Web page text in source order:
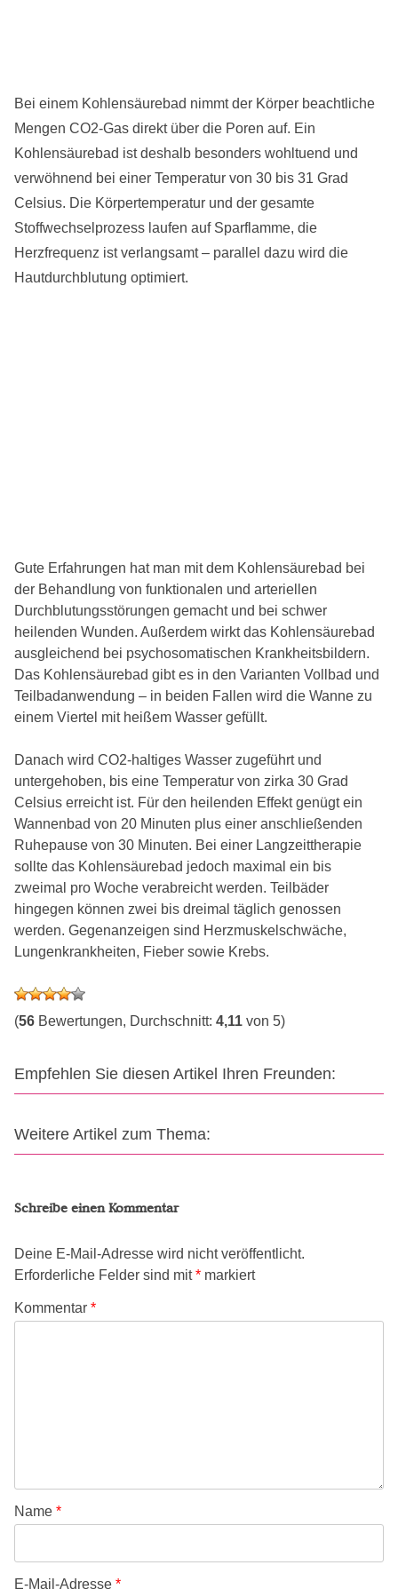
Bei einem Kohlensäurebad nimmt der Körper beachtliche
Mengen CO2-Gas direkt über die Poren auf. Ein
Kohlensäurebad ist deshalb besonders wohltuend und
verwöhnend bei einer Temperatur von 30 bis 31 Grad
Celsius. Die Körpertemperatur und der gesamte
Stoffwechselprozess laufen auf Sparflamme, die
Herzfrequenz ist verlangsamt – parallel dazu wird die
Hautdurchblutung optimiert.
Gute Erfahrungen hat man mit dem Kohlensäurebad bei
der Behandlung von funktionalen und arteriellen
Durchblutungsstörungen gemacht und bei schwer
heilenden Wunden. Außerdem wirkt das Kohlensäurebad
ausgleichend bei psychosomatischen Krankheitsbildern.
Das Kohlensäurebad gibt es in den Varianten Vollbad und
Teilbadanwendung – in beiden Fallen wird die Wanne zu
einem Viertel mit heißem Wasser gefüllt.
Danach wird CO2-haltiges Wasser zugeführt und
untergehoben, bis eine Temperatur von zirka 30 Grad
Celsius erreicht ist. Für den heilenden Effekt genügt ein
Wannenbad von 20 Minuten plus einer anschließenden
Ruhepause von 30 Minuten. Bei einer Langzeittherapie
sollte das Kohlensäurebad jedoch maximal ein bis
zweimal pro Woche verabreicht werden. Teilbäder
hingegen können zwei bis dreimal täglich genossen
werden. Gegenanzeigen sind Herzmuskelschwäche,
Lungenkrankheiten, Fieber sowie Krebs.
(56 Bewertungen, Durchschnitt: 4,11 von 5)
Empfehlen Sie diesen Artikel Ihren Freunden:
Weitere Artikel zum Thema:
Schreibe einen Kommentar
Deine E-Mail-Adresse wird nicht veröffentlicht.
Erforderliche Felder sind mit* markiert
Kommentar *
Name *
E-Mail-Adresse *